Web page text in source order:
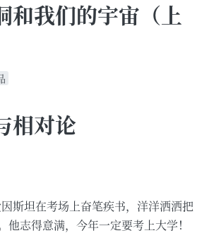
和我们的宇宙（上
相对论
斯坦在考场上奋笔疾书，洋洋洒洒把
他志得意满，今年一定要考上大学！